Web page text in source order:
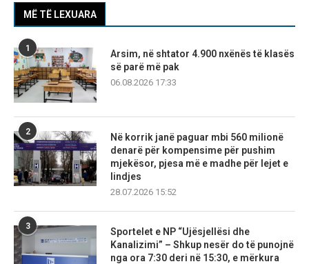
MË TË LEXUARA
1
Arsim, në shtator 4.900 nxënës të klasës
së parë më pak
06.08.2026 17:33
2
Në korrik janë paguar mbi 560 milionë
denarë për kompensime për pushim
mjekësor, pjesa më e madhe për lejet e
lindjes
28.07.2026 15:52
3
Sportelet e NP “Ujësjellësi dhe
Kanalizimi” – Shkup nesër do të punojnë
nga ora 7:30 deri në 15:30, e mërkura